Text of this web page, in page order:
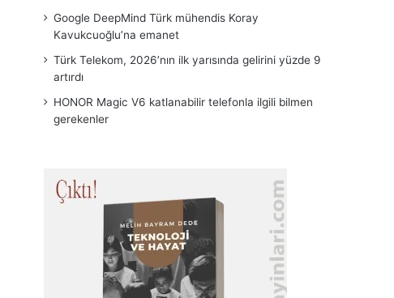
Google DeepMind Türk mühendis Koray
Kavukcuoğlu’na emanet
Türk Telekom, 2026’nın ilk yarısında gelirini yüzde 9
artırdı
HONOR Magic V6 katlanabilir telefonla ilgili bilmen
gerekenler